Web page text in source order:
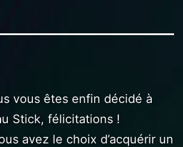
vous êtes enfin décidé à
Stick, félicitations !
avez le choix d’acquérir un